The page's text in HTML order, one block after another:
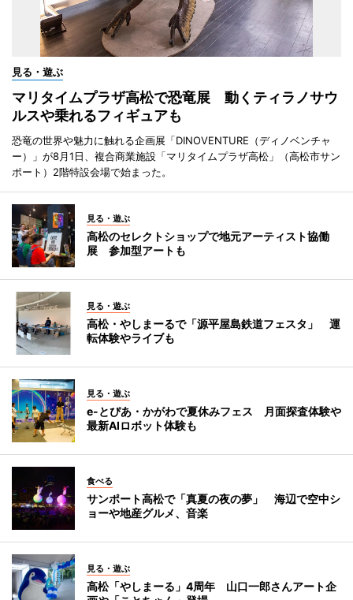
見る・遊ぶ
マリタイムプラザ高松で恐竜展 動くティラノサウ
ルスや乗れるフィギュアも
恐竜の世界や魅力に触れる企画展「DINOVENTURE（ディノベンチャ
ー）」が8月1日、複合商業施設「マリタイムプラザ高松」（高松市サン
ポート）2階特設会場で始まった。
見る・遊ぶ
高松のセレクトショップで地元アーティスト協働
展 参加型アートも
見る・遊ぶ
高松・やしまーるで「源平屋島鉄道フェスタ」 運
転体験やライブも
見る・遊ぶ
e-とぴあ・かがわで夏休みフェス 月面探査体験や
最新AIロボット体験も
食べる
サンポート高松で「真夏の夜の夢」 海辺で空中シ
ョーや地産グルメ、音楽
見る・遊ぶ
高松「やしまーる」4周年 山口一郎さんアート企